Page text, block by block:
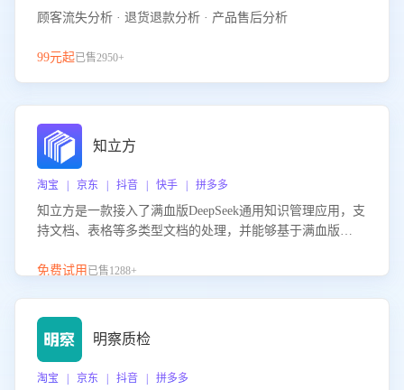
顾客流失分析 · 退货退款分析 · 产品售后分析
99元起已售2950+
知立方
淘宝 | 京东 | 抖音 | 快手 | 拼多多
知立方是一款接入了满血版DeepSeek通用知识管理应用，支
持文档、表格等多类型文档的处理，并能够基于满血版
识支持，帮助用户高效管理和利用知识资源。通过该产品，
免费试用 已售1288+
明察质检
淘宝 | 京东 | 抖音 | 拼多多